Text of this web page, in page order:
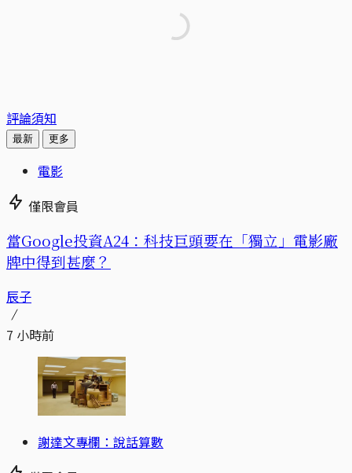
評論須知
最新 更多
電影
僅限會員
當Google投資A24：科技巨頭要在「獨立」電影廠
牌中得到甚麼？
辰子
7 小時前
謝達文專欄：說話算數